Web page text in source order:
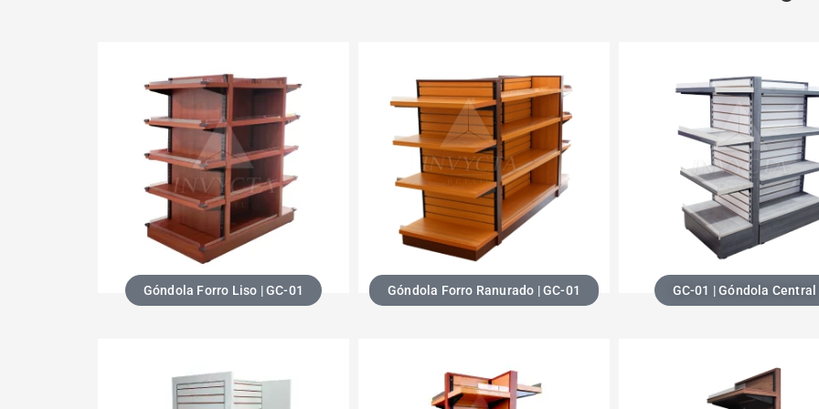
Góndola Forro Liso | GC-01 Góndola Forro Ranurado | GC-01 GC-01 | Góndola Central